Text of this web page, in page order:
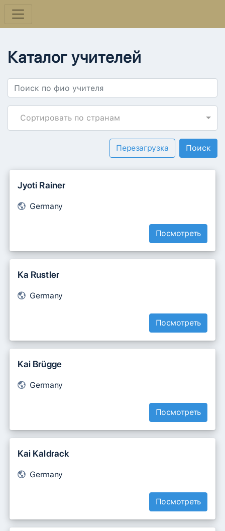
Каталог учителей
Сортировать по странам
Перезагрузка
Jyoti Rainer
Germany
Посмотреть
Ka Rustler
Germany
Посмотреть
Kai Brügge
Germany
Посмотреть
Kai Kaldrack
Germany
Посмотреть